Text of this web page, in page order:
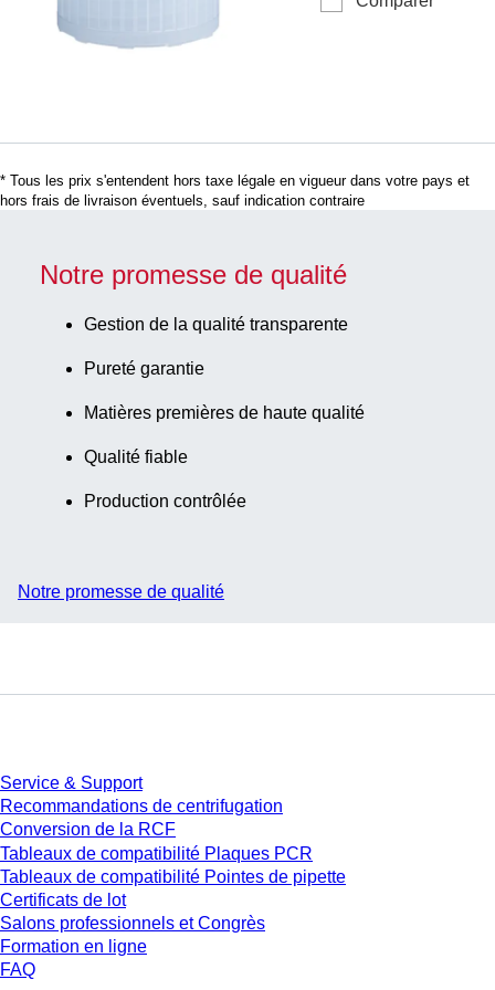
Ø 15,3 mm
* Tous les prix s'entendent hors taxe légale en vigueur dans votre pays et
hors frais de livraison éventuels, sauf indication contraire
Notre promesse de qualité
Gestion de la qualité transparente
Pureté garantie
Matières premières de haute qualité
Qualité fiable
Production contrôlée
Notre promesse de qualité
Service & Support
Recommandations de centrifugation
Conversion de la RCF
Tableaux de compatibilité Plaques PCR
Tableaux de compatibilité Pointes de pipette
Certificats de lot
Salons professionnels et Congrès
Formation en ligne
FAQ